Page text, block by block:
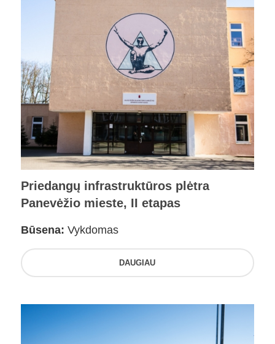
Priedangų infrastruktūros plėtra
Panevėžio mieste, II etapas
Būsena: Vykdomas
DAUGIAU